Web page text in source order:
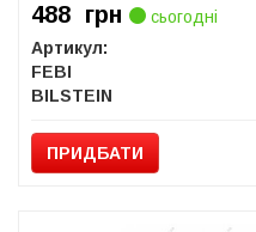
488 грн
сьогодні
Артикул:
FEBI
BILSTEIN
ПРИДБАТИ